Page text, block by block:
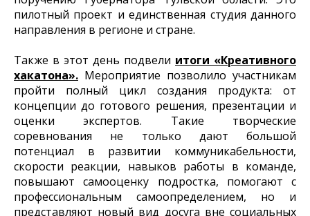
пилотный проект и единственная студия данного
направления в регионе и стране.
Также в этот день подвели итоги «Креативного
хакатона». Мероприятие позволило участникам
пройти полный цикл создания продукта: от
концепции до готового решения, презентации и
оценки экспертов. Такие творческие
соревнования не только дают большой
потенциал в развитии коммуникабельности,
скорости реакции, навыков работы в команде,
повышают самооценку подростка, помогают с
профессиональным самоопределением, но и
представляют новый вид досуга вне социальных